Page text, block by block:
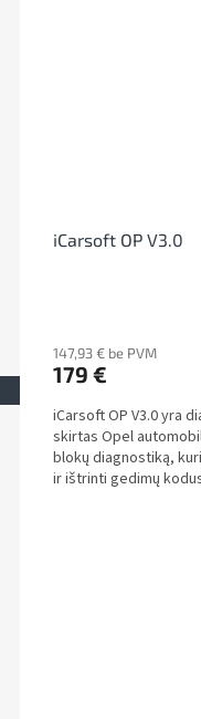
iCarsoft OP V3.0
147,93 € be PVM
179 €
iCarsoft OP V3.0 yra
skirtas Opel
blokų diagnostiką,
ir ištrinti gedimų